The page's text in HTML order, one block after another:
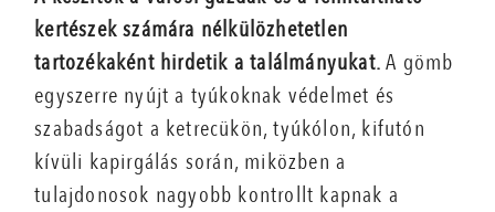
kertészek számára nélkülözhetetlen
tartozékaként hirdetik a találmányukat.A gömb
egyszerre nyújt a tyúkoknak védelmet és
szabadságot a ketrecükön, tyúkólon, kifutón
kívüli kapirgálás során, miközben a
tulajdonosok nagyobb kontrollt kapnak a